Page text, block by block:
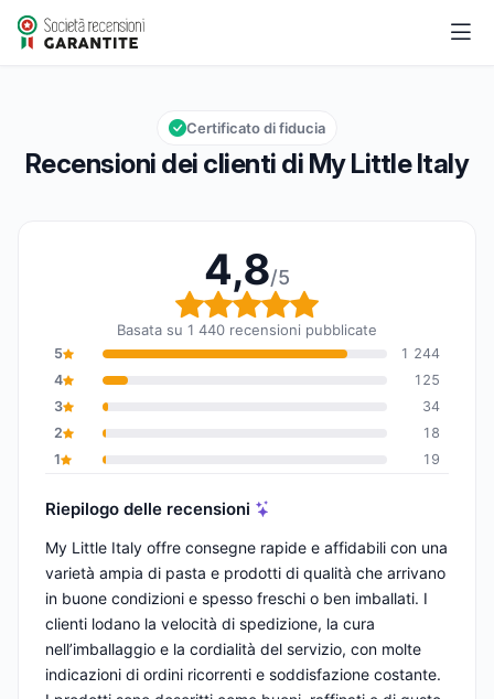
My Little Italy
Valutazione globale: 4,8 su 5
4,8/5
Recensioni dei clienti di My Little Italy
Certificato di fiducia
4,8/5
Valutazione globale:
Basata su 1 440 recensioni pubblicate
5
1 244
4
125
3
34
2
18
1
19
Riepilogo delle recensioni
My Little Italy offre consegne rapide e affidabili con una
varietà ampia di pasta e prodotti di qualità che arrivano
in buone condizioni e spesso freschi o ben imballati. I
clienti lodano la velocità di spedizione, la cura
nell’imballaggio e la cordialità del servizio, con molte
indicazioni di ordini ricorrenti e soddisfazione costante.